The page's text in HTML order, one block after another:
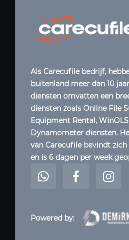
Als Carecufile bedrijf,
buitenland meer dan 10
diensten omvatten een
diensten zoals Online File
Equipment Rental,
Dynamometer diensten.
van Carecufile bevindt
en is 6 dagen per week
Powered by: